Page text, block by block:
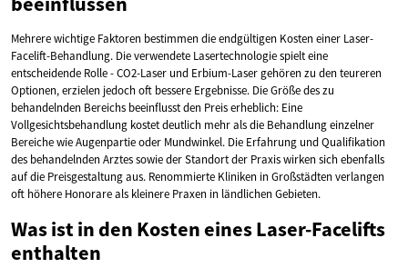
Mehrere wichtige Faktoren bestimmen die endgültigen Kosten einer Laser-
Facelift-Behandlung. Die verwendete Lasertechnologie spielt eine
entscheidende Rolle - CO2-Laser und Erbium-Laser gehören zu den teureren
Optionen, erzielen jedoch oft bessere Ergebnisse. Die Größe des zu
behandelnden Bereichs beeinflusst den Preis erheblich: Eine
Vollgesichtsbehandlung kostet deutlich mehr als die Behandlung einzelner
Bereiche wie Augenpartie oder Mundwinkel. Die Erfahrung und Qualifikation
des behandelnden Arztes sowie der Standort der Praxis wirken sich ebenfalls
auf die Preisgestaltung aus. Renommierte Kliniken in Großstädten verlangen
oft höhere Honorare als kleinere Praxen in ländlichen Gebieten.
Was ist in den Kosten eines Laser-Facelifts
enthalten